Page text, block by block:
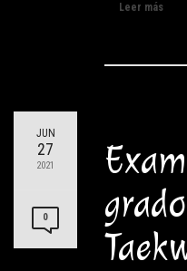
Leer más
JUN
27
2021
0